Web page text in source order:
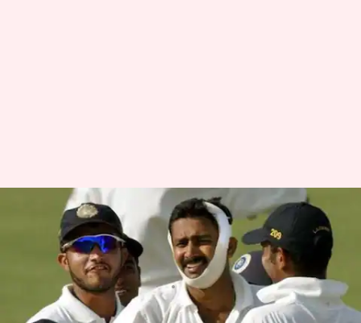
भारत बनाम वेस्टइंडीज: टेस्ट क्रिकेट में
भारत की वेस्टइंडीज में पांच यादगार
जीत
मोहम्मद वाहिद Aug 21, 2019 09:13 pm